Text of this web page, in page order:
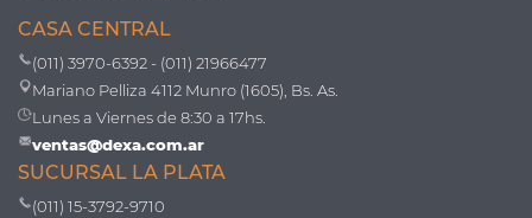
CASA CENTRAL
(011) 3970-6392 - (011) 21966477
Mariano Pelliza 4112 Munro (1605), Bs. As.
Lunes a Viernes de 8:30 a 17hs.
ventas@dexa.com.ar
SUCURSAL LA PLATA
(011) 15-3792-9710